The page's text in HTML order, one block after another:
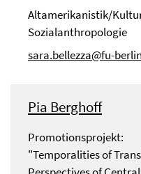
Altamerikanistik/
Sozialanthropologie
sara.bellezza@fu-
Pia Berghoff
Promotionsprojekt:
"Temporalities of